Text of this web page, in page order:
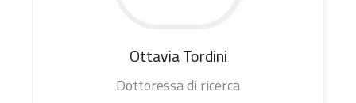
OttaviaTordini
Dottoressa di ricerca